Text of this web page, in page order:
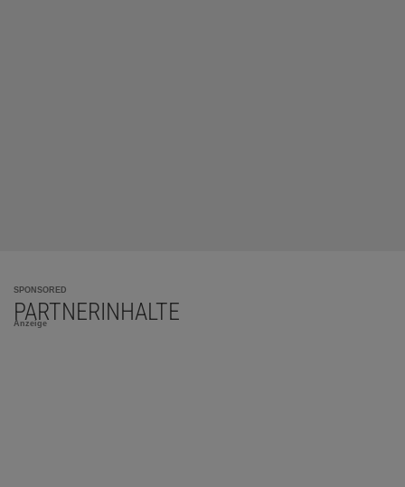
SPONSORED
PARTNERINHALTE
Anzeige